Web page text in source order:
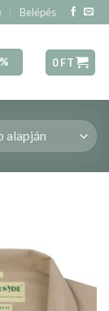
Belépés
0FT